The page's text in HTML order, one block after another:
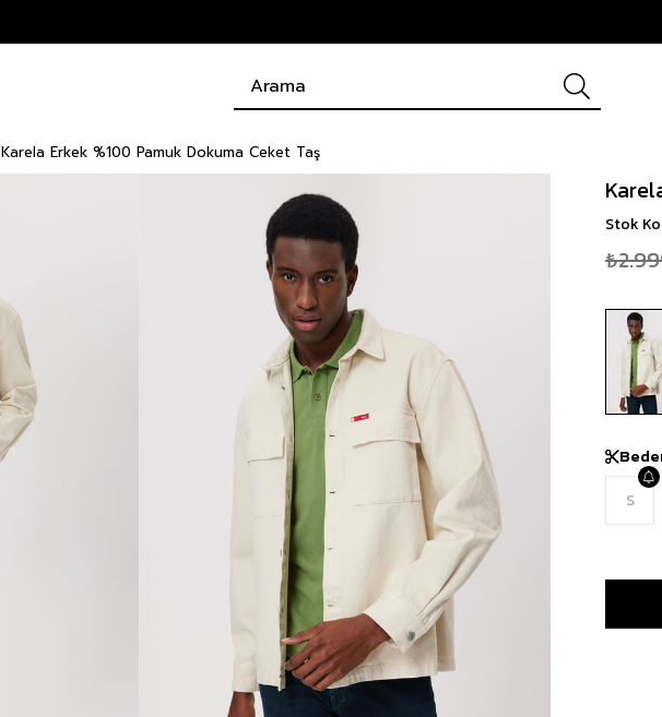
Karela Erkek %100 Pamuk Dokuma Ceket Taş
Stok
S